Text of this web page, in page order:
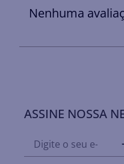
Nenhuma
ASSINE NOSSA